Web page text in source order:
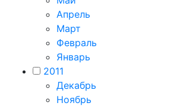
Апрель
Март
Февраль
Январь
2011
Декабрь
Ноябрь